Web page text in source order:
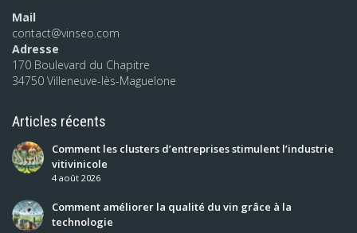
Mail
contact@vinseo.com
Adresse
170 Boulevard du Chapitre
34750 Villeneuve-lès-Maguelone
Articles récents
Comment les clusters d’entreprises stimulent l’industrie
vitivinicole
4 août 2026
Comment améliorer la qualité du vin grâce à la
technologie